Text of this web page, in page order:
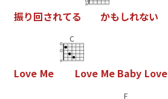
振り回されてる かもしれない
Love Me
C
Love Me Baby Love
F